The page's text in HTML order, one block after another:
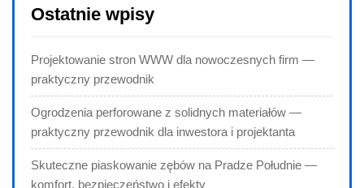
Ostatnie wpisy
Projektowanie stron WWW dla nowoczesnych firm —
praktyczny przewodnik
Ogrodzenia perforowane z solidnych materiałów —
praktyczny przewodnik dla inwestora i projektanta
Skuteczne piaskowanie zębów na Pradze Południe —
komfort, bezpieczeństwo i efekty